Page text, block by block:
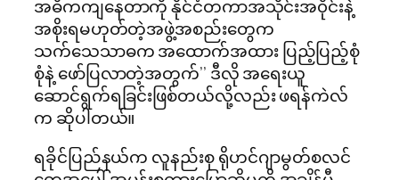
အဓိကကျနေတာကို နိုင်ငံတကာအသိုင်းအ၀ိုင်းနဲ့
အစိုးရမဟုတ်တဲ့အဖွဲ့အစည်းတွေက
သက်သေသာဓက အထောက်အထား ပြည့်ပြည့်စုံ
စုံနဲ့ ဖော်ပြလာတဲ့အတွက်’’ ဒီလို အရေးယူ
ဆောင်ရွက်ရခြင်းဖြစ်တယ်လို့လည်း ဖရန်ကဲလ်
က ဆိုပါတယ်။
ရခိုင်ပြည်နယ်က လူနည်းစု ရိုဟင်ဂျာမွတ်စလင်